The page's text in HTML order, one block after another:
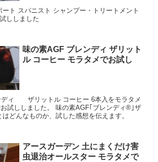
ト スパニスト シャンプー・トリートメント
ししました
味の素AGF ブレンディ ザリット
ル コーヒー モラタメでお試し
ィ ザリットル コーヒー 6本入をモラタメ
試ししました。 味の素AGF｢ブレンディ®｣ザ
どんなものか、試した感想を伝えます。
アースガーデン 土にまくだけ害
虫退治オールスター モラタメで